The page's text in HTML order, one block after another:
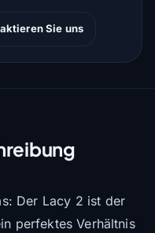
Sie uns
Der Lacy 2 ist der
perfektes Verhältnis